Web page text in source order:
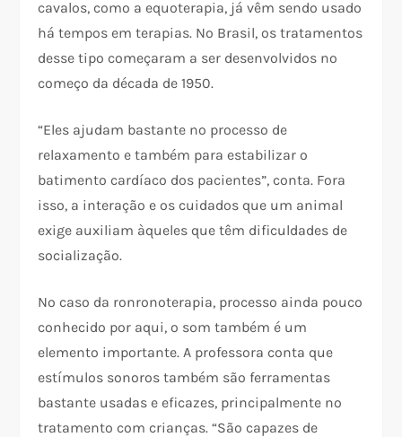
cavalos, como a equoterapia, já vêm sendo usado
há tempos em terapias. No Brasil, os tratamentos
desse tipo começaram a ser desenvolvidos no
começo da década de 1950.
“Eles ajudam bastante no processo de
relaxamento e também para estabilizar o
batimento cardíaco dos pacientes”, conta. Fora
isso, a interação e os cuidados que um animal
exige auxiliam àqueles que têm dificuldades de
socialização.
No caso da ronronoterapia, processo ainda pouco
conhecido por aqui, o som também é um
elemento importante. A professora conta que
estímulos sonoros também são ferramentas
bastante usadas e eficazes, principalmente no
tratamento com crianças. “São capazes de